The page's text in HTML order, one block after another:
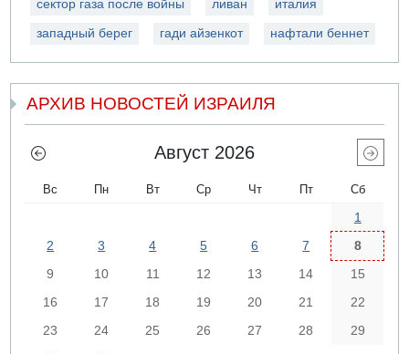
сектор газа после войны ливан италия
западный берег гади айзенкот нафтали беннет
АРХИВ НОВОСТЕЙ ИЗРАИЛЯ
Август 2026
Вс Пн Вт Ср Чт Пт Сб
1
2
3 4 5 6 7
8
9
10 11 12 13 14
15
16
17 18 19 20 21
22
23
24 25 26 27 28
29